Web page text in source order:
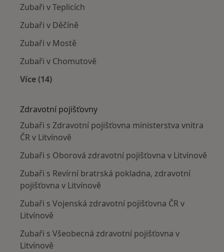
Zubaři v Teplicích
Zubaři v Děčíně
Zubaři v Mostě
Zubaři v Chomutově
Více (14)
Zdravotní pojišťovny
Zubaři s Zdravotní pojišťovna ministerstva vnitra
ČR v Litvínově
Zubaři s Oborová zdravotní pojišťovna v Litvínově
Zubaři s Revírní bratrská pokladna, zdravotní
pojišťovna v Litvínově
Zubaři s Vojenská zdravotní pojišťovna ČR v
Litvínově
Zubaři s Všeobecná zdravotní pojišťovna v
Litvínově